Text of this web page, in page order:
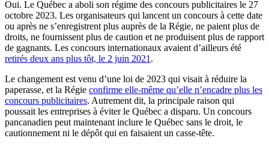
Oui. Le Québec a aboli son régime des concours publicitaires le 27
octobre 2023. Les organisateurs qui lancent un concours à cette date
ou après ne s’enregistrent plus auprès de la Régie, ne paient plus de
droits, ne fournissent plus de caution et ne produisent plus de rapport
de gagnants. Les concours internationaux avaient d’ailleurs été
retirés deux ans plus tôt, le 2 juin 2021 .
Le changement est venu d’une loi de 2023 qui visait à réduire la
paperasse, et la Régie confirme elle-même qu’elle n’encadre plus les
concours publicitaires(s'ouvre dans un nouvel onglet)
. Autrement dit, la principale raison qui
poussait les entreprises à éviter le Québec a disparu. Un concours
pancanadien peut maintenant inclure le Québec sans le droit, le
cautionnement ni le dépôt qui en faisaient un casse-tête.